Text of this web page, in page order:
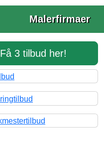
Malerfirmaer
Få 3 tilbud her!